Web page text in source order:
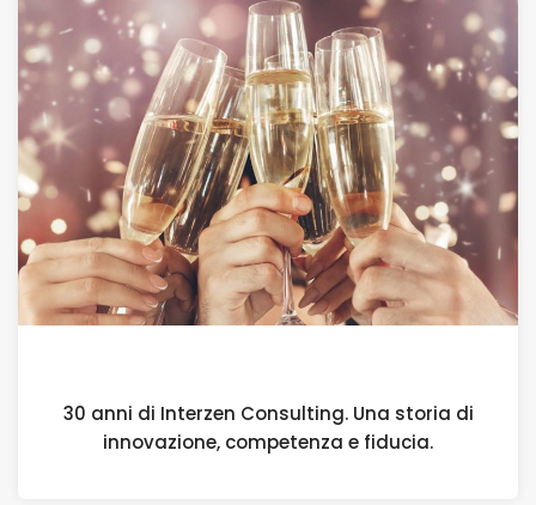
30 anni di Interzen Consulting. Una storia di
innovazione, competenza e fiducia.